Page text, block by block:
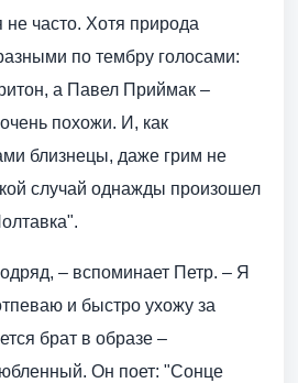
не часто. Хотя природа
по тембру голосами:
а Павел Приймак –
похожи. И, как
близнецы, даже грим не
случай однажды произошел
– вспоминает Петр. – Я
и быстро ухожу за
брат в образе –
Он поет: "Сонце